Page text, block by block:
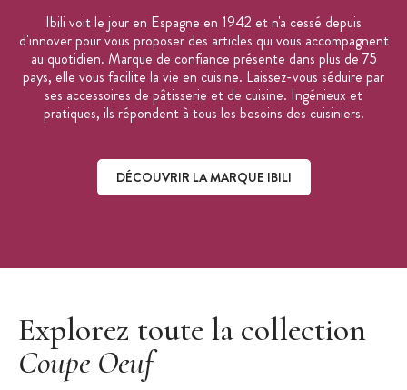
Ibili voit le jour en Espagne en 1942 et n'a cessé depuis
d'innover pour vous proposer des articles qui vous accompagnent
au quotidien. Marque de confiance présente dans plus de 75
pays, elle vous facilite la vie en cuisine. Laissez-vous séduire par
ses accessoires de pâtisserie et de cuisine. Ingénieux et
pratiques, ils répondent à tous les besoins des cuisiniers.
DÉCOUVRIR LA MARQUE IBILI
Explorez toute la collection
Coupe Oeuf